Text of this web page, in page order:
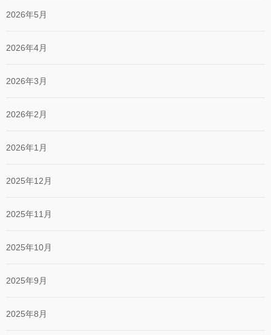
2026年5月
2026年4月
2026年3月
2026年2月
2026年1月
2025年12月
2025年11月
2025年10月
2025年9月
2025年8月